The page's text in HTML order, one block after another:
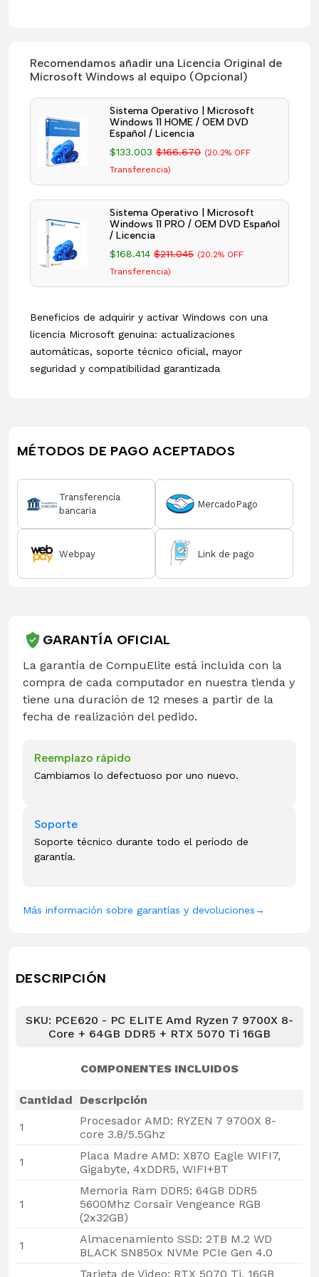
Recomendamos añadir una Licencia Original de
Microsoft Windows al equipo (Opcional)
Sistema Operativo | Microsoft
Windows 11 HOME / OEM DVD
Español / Licencia
$133.003 $166.670 (20.2% OFF
Transferencia)
Sistema Operativo | Microsoft
Windows 11 PRO / OEM DVD Español
/ Licencia
$168.414 $211.045 (20.2% OFF
Transferencia)
Beneficios de adquirir y activar Windows con una
licencia Microsoft genuina: actualizaciones
automáticas, soporte técnico oficial, mayor
seguridad y compatibilidad garantizada
MÉTODOS DE PAGO ACEPTADOS
Transferencia
bancaria
MercadoPago
Webpay Link de pago
GARANTÍA OFICIAL
La garantía de CompuElite está incluida con la
compra de cada computador en nuestra tienda y
tiene una duración de 12 meses a partir de la
fecha de realización del pedido.
Reemplazo rápido
Cambiamos lo defectuoso por uno nuevo.
Soporte
Soporte técnico durante todo el período de
garantía.
Más información sobre garantías y devoluciones→
DESCRIPCIÓN
SKU: PCE620 - PC ELITE Amd Ryzen 7 9700X 8-
Core + 64GB DDR5 + RTX 5070 Ti 16GB
COMPONENTES INCLUIDOS
Cantidad
Descripción
1
Procesador AMD: RYZEN 7 9700X 8-
core 3.8/5.5Ghz
1
Placa Madre AMD: X870 Eagle WIFI7,
Gigabyte, 4xDDR5, WIFI+BT
1
Memoria Ram DDR5: 64GB DDR5
5600Mhz Corsair Vengeance RGB
(2x32GB)
1
Almacenamiento SSD: 2TB M.2 WD
BLACK SN850x NVMe PCIe Gen 4.0
Tarjeta de Video: RTX 5070 Ti, 16GB